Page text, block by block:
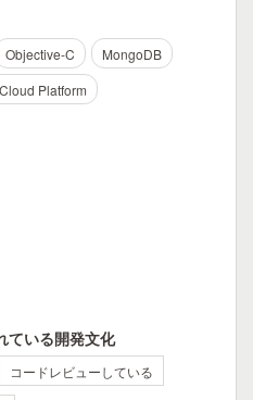
Objective-C
MongoDB
Platform
ている開発文化
コードレビューしている